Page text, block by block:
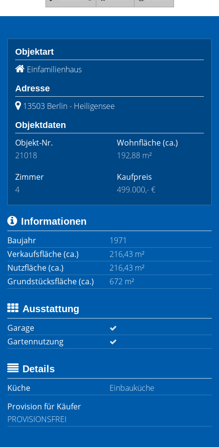
Objektart
Einfamilienhaus
Adresse
13503 Berlin - Heiligensee
Objektdaten
Objekt-Nr.
21018
Wohnfläche(ca.)
192,88 m²
Zimmer
4
Kaufpreis
499.000,- €
Informationen
Baujahr
1971
Verkaufsfläche (ca.)
216,43 m²
Nutzfläche (ca.)
216,43 m²
Grundstücksfläche (ca.)
672 m²
Ausstattung
Garage
Gartennutzung
Details
Küche
Einbauküche
Provision für Käufer
PROVISIONSFREI